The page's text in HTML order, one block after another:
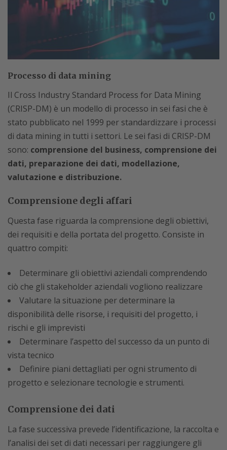
Processo di data mining
Il Cross Industry Standard Process for Data Mining
(CRISP-DM) è un modello di processo in sei fasi che è
stato pubblicato nel 1999 per standardizzare i processi
di data mining in tutti i settori. Le sei fasi di CRISP-DM
sono: comprensione del business, comprensione dei
dati, preparazione dei dati, modellazione,
valutazione e distribuzione.
Comprensione degli affari
Questa fase riguarda la comprensione degli obiettivi,
dei requisiti e della portata del progetto. Consiste in
quattro compiti:
Determinare gli obiettivi aziendali comprendendo
ciò che gli stakeholder aziendali vogliono realizzare
Valutare la situazione per determinare la
disponibilità delle risorse, i requisiti del progetto, i
rischi e gli imprevisti
Determinare l’aspetto del successo da un punto di
vista tecnico
Definire piani dettagliati per ogni strumento di
progetto e selezionare tecnologie e strumenti.
Comprensione dei dati
La fase successiva prevede l’identificazione, la raccolta e
l’analisi dei set di dati necessari per raggiungere gli